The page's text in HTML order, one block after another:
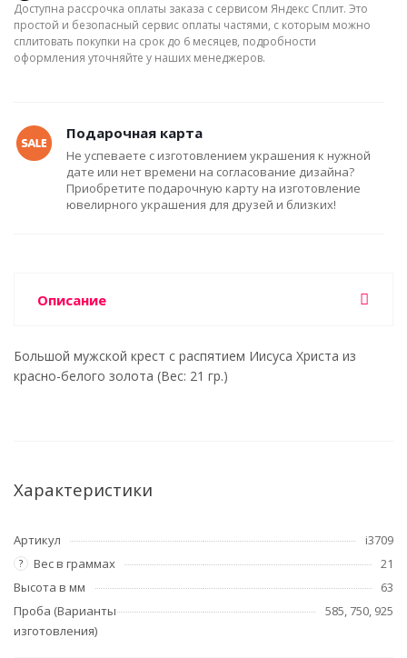
Доступна рассрочка оплаты заказа с сервисом Яндекс Сплит. Это
простой и безопасный сервис оплаты частями, с которым можно
сплитовать покупки на срок до 6 месяцев, подробности
оформления уточняйте у наших менеджеров.
Подарочная карта
Не успеваете с изготовлением украшения к нужной
дате или нет времени на согласование дизайна?
Приобретите подарочную карту на изготовление
ювелирного украшения для друзей и близких!
Описание
Большой мужской крест с распятием Иисуса Христа из
красно-белого золота (Вес: 21 гр.)
Характеристики
Артикул i3709
? Вес в граммах
21
Высота в мм
63
Проба (Варианты
изготовления)
585, 750, 925